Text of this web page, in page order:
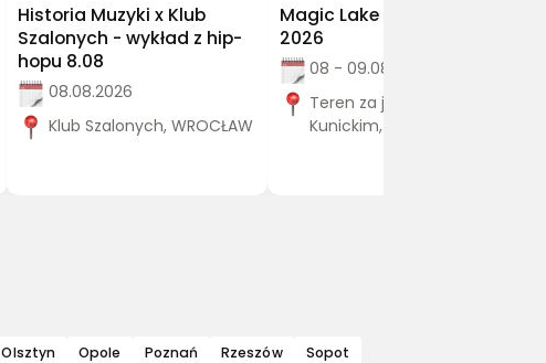
Historia Muzyki x Klub
Szalonych - wykład z hip-
hopu 8.08
08.08.2026
Klub Szalonych, WROCŁAW
Magic Lake Festival Kunice
2026
08 - 09.08.2026
Teren za jeziorem
Kunickim, Kunice
Olsztyn Opole Poznań Rzeszów
Sopot